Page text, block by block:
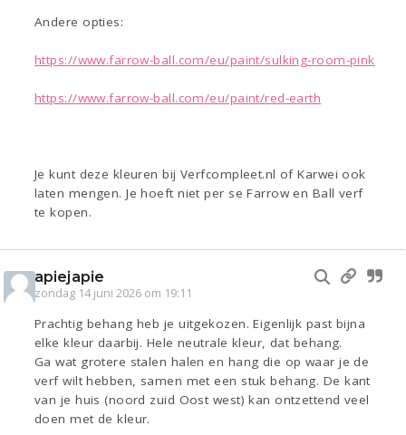
Andere opties:
https://www.farrow-ball.com/eu/paint/sulking-room-pink
https://www.farrow-ball.com/eu/paint/red-earth
Je kunt deze kleuren bij Verfcompleet.nl of Karwei ook
laten mengen. Je hoeft niet per se Farrow en Ball verf
te kopen.
apiejapie
zondag 14 juni 2026 om 19:11
Prachtig behang heb je uitgekozen. Eigenlijk past bijna
elke kleur daarbij. Hele neutrale kleur, dat behang.
Ga wat grotere stalen halen en hang die op waar je de
verf wilt hebben, samen met een stuk behang. De kant
van je huis (noord zuid Oost west) kan ontzettend veel
doen met de kleur.